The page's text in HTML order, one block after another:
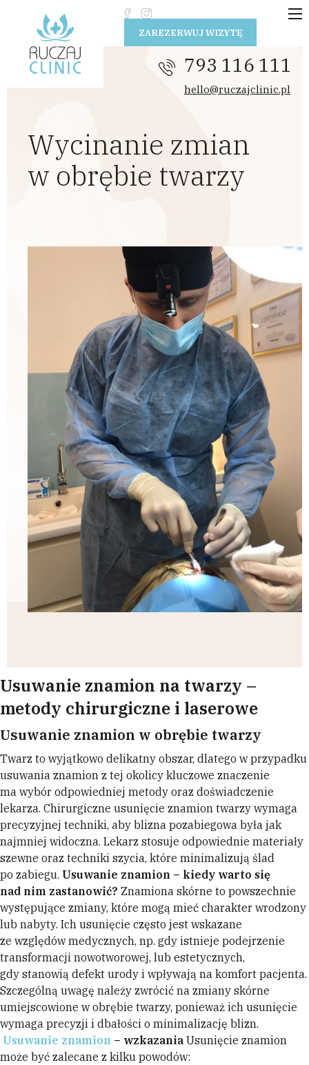
ZAREZERWUJ WIZYTĘ
793 116 111
hello@ruczajclinic.pl
Wycinanie zmian
w obrębie twarzy
Usuwanie znamion na twarzy –
metody chirurgiczne i laserowe
Usuwanie znamion w obrębie twarzy
Twarz to wyjątkowo delikatny obszar, dlatego w przypadku
usuwania znamion z tej okolicy kluczowe znaczenie
ma wybór odpowiedniej metody oraz doświadczenie
lekarza. Chirurgiczne usunięcie znamion twarzy wymaga
precyzyjnej techniki, aby blizna pozabiegowa była jak
najmniej widoczna. Lekarz stosuje odpowiednie materiały
szewne oraz techniki szycia, które minimalizują ślad
po zabiegu. Usuwanie znamion – kiedy warto się
nad nim zastanowić? Znamiona skórne to powszechnie
występujące zmiany, które mogą mieć charakter wrodzony
lub nabyty. Ich usunięcie często jest wskazane
ze względów medycznych, np. gdy istnieje podejrzenie
transformacji nowotworowej, lub estetycznych,
gdy stanowią defekt urody i wpływają na komfort pacjenta.
Szczególną uwagę należy zwrócić na zmiany skórne
umiejscowione w obrębie twarzy, ponieważ ich usunięcie
wymaga precyzji i dbałości o minimalizację blizn.
Usuwanie znamion – wzkazania Usunięcie znamion
może być zalecane z kilku powodów: